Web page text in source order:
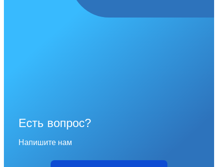
Есть вопрос?
Напишите нам